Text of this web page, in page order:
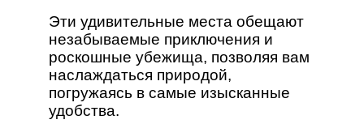
Эти удивительные места обещают
незабываемые приключения и
роскошные убежища, позволяя вам
наслаждаться природой,
погружаясь в самые изысканные
удобства.